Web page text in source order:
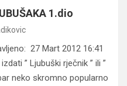
1.dio
27 Mart 2012 16:41
” Ljubuški rječnik ” ili ”
neko skromno popularno